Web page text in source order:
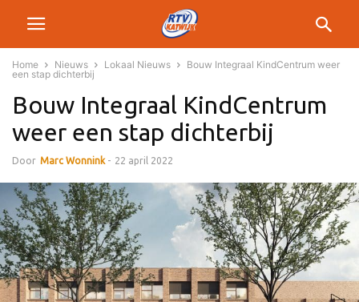
Home Nieuws Lokaal Nieuws
Bouw Integraal KindCentrum weer
een stap dichterbij
Bouw Integraal KindCentrum
weer een stap dichterbij
Door Marc Wonnink - 22 april 2022